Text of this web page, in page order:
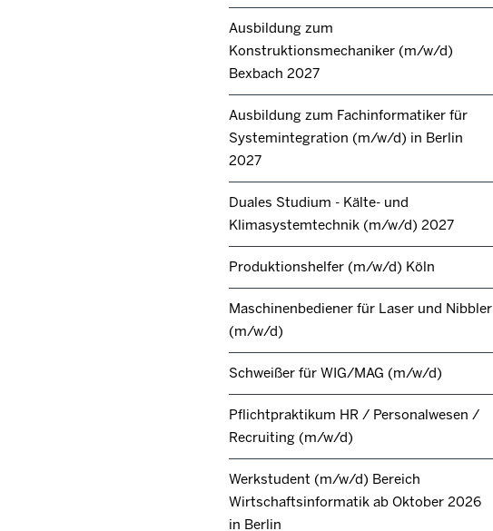
Ausbildung zum
Konstruktionsmechaniker (m/w/d)
Bexbach 2027
Ausbildung zum Fachinformatiker für
Systemintegration (m/w/d) in Berlin
2027
Duales Studium - Kälte- und
Klimasystemtechnik (m/w/d) 2027
Produktionshelfer (m/w/d) Köln
Maschinenbediener für Laser und Nibbler
(m/w/d)
Schweißer für WIG/MAG (m/w/d)
Pflichtpraktikum HR / Personalwesen /
Recruiting (m/w/d)
Werkstudent (m/w/d) Bereich
Wirtschaftsinformatik ab Oktober 2026
in Berlin